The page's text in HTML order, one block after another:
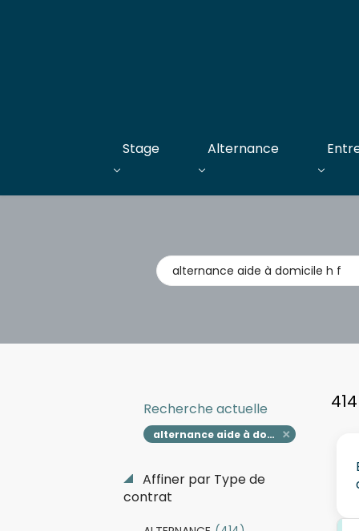
Stage Alternance
Métier,
entreprise,
Recherche actuelle
alternance aide à domicile h f
Affiner par Type de
contrat